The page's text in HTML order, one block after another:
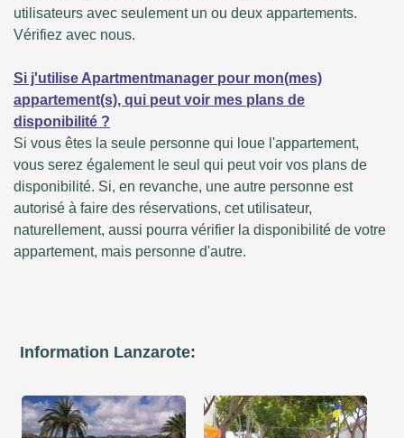
utilisateurs avec seulement un ou deux appartements.
Vérifiez avec nous.
Si j'utilise Apartmentmanager pour mon(mes)
appartement(s), qui peut voir mes plans de
disponibilité ?
Si vous êtes la seule personne qui loue l'appartement,
vous serez également le seul qui peut voir vos plans de
disponibilité. Si, en revanche, une autre personne est
autorisé à faire des réservations, cet utilisateur,
naturellement, aussi pourra vérifier la disponibilité de votre
appartement, mais personne d'autre.
Information Lanzarote: